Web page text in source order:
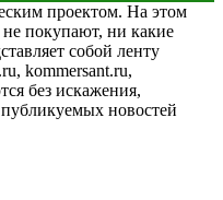
проектом. На этом
покупают, ни какие
собой ленту
kommersant.ru,
без искажения,
публикуемых новостей